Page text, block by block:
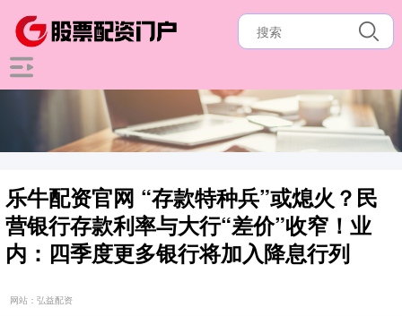
乐牛配资官网 “存款特种兵”或熄火？民
营银行存款利率与大行“差价”收窄！业
内：四季度更多银行将加入降息行列
网站：弘益配资